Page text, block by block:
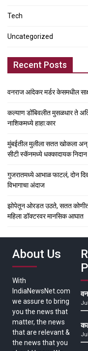
Tech
Uncategorized
Recent Posts
वनराज आंदेकर मर्डर केसमधील
कल्याण डोंबिवलीत मुसळधार ते
नाशिकमध्ये हाहा:कार
मुंबईतील मुलीला सतत खोकला अन्
सीटी स्कॅनमध्ये धक्कादायक निदान
गुजरातमध्ये आभाळ फाटलं, दोन
विभागाचा अंदाज
झोपेतून ओरडत उठते, सतत
महिला डॉक्टरवर मानसिक आघात
About Us
With
IndiaNewsNet.com
we assure to bring
you the news that
matter, the news
that are relevant &
the news that you